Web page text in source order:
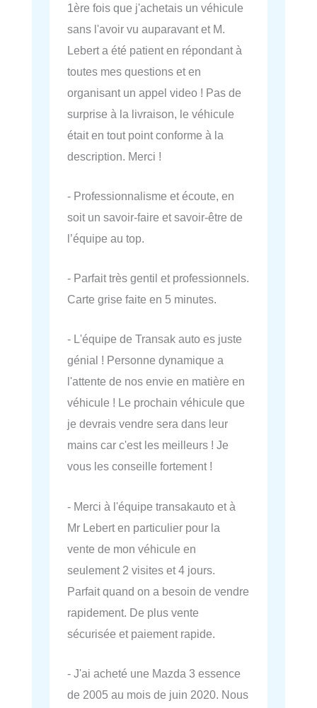
1ère fois que j'achetais un véhicule
sans l'avoir vu auparavant et M.
Lebert a été patient en répondant à
toutes mes questions et en
organisant un appel video ! Pas de
surprise à la livraison, le véhicule
était en tout point conforme à la
description. Merci !
- Professionnalisme et écoute, en
soit un savoir-faire et savoir-être de
l’équipe au top.
- Parfait très gentil et professionnels.
Carte grise faite en 5 minutes.
- L'équipe de Transak auto es juste
génial ! Personne dynamique a
l'attente de nos envie en matière en
véhicule ! Le prochain véhicule que
je devrais vendre sera dans leur
mains car c'est les meilleurs ! Je
vous les conseille fortement !
- Merci à l'équipe transakauto et à
Mr Lebert en particulier pour la
vente de mon véhicule en
seulement 2 visites et 4 jours.
Parfait quand on a besoin de vendre
rapidement. De plus vente
sécurisée et paiement rapide.
- J'ai acheté une Mazda 3 essence
de 2005 au mois de juin 2020. Nous